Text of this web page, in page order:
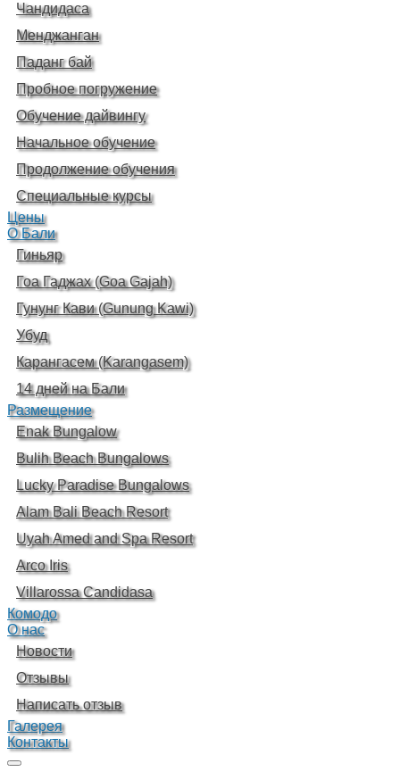
Чандидаса
Менджанган
Паданг бай
Пробное погружение
Обучение дайвингу
Начальное обучение
Продолжение обучения
Специальные курсы
Цены
О Бали
Гиньяр
Гоа Гаджах (Goa Gajah)
Гунунг Кави (Gunung Kawi)
Убуд
Карангасем (Karangasem)
14 дней на Бали
Размещение
Enak Bungalow
Bulih Beach Bungalows
Lucky Paradise Bungalows
Alam Bali Beach Resort
Uyah Amed and Spa Resort
Arco Iris
Villarossa Candidasa
Комодо
О нас
Новости
Отзывы
Написать отзыв
Галерея
Контакты